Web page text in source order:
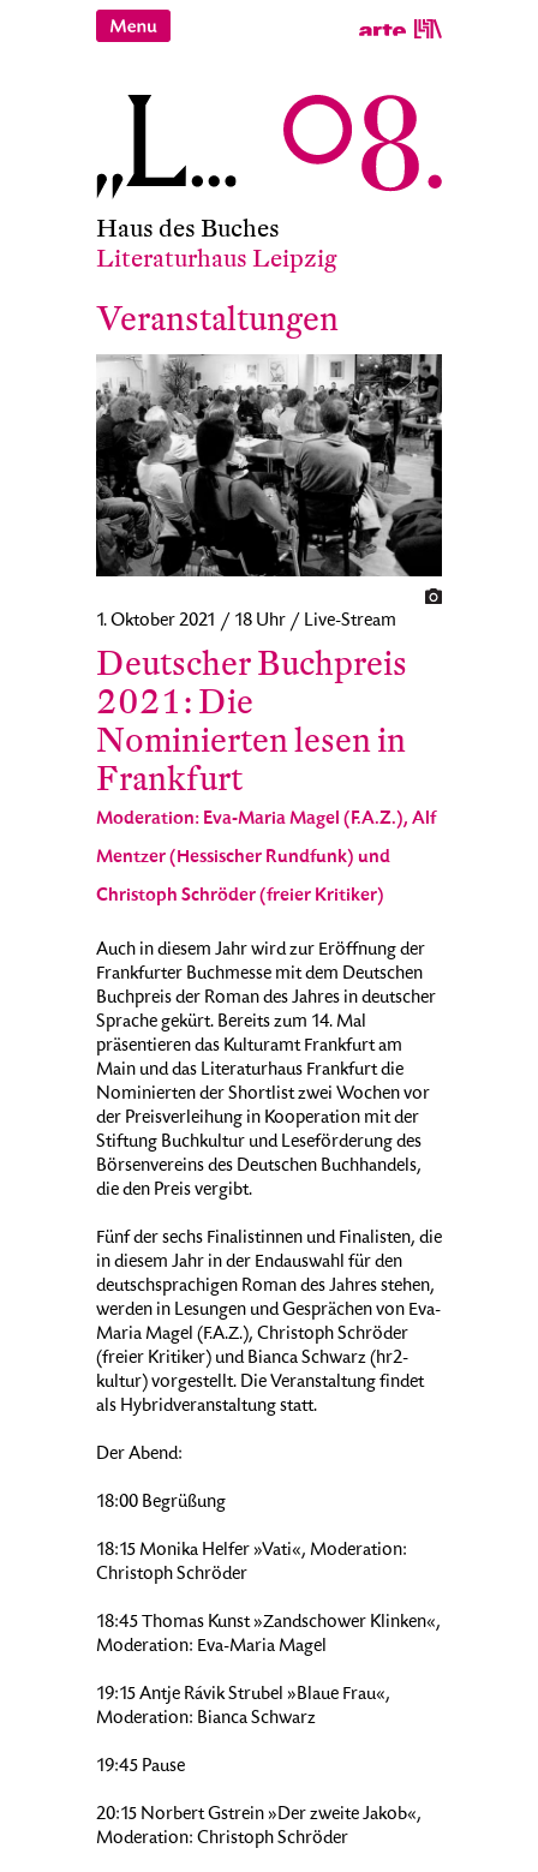
Haus des Buches
Literaturhaus Leipzig
Veranstaltungen
1. Oktober 2021 / 18 Uhr / Live-Stream
Deutscher Buchpreis
2021: Die
Nominierten lesen in
Frankfurt
Moderation: Eva-Maria Magel (F.A.Z.), Alf
Mentzer (Hessischer Rundfunk) und
Christoph Schröder (freier Kritiker)
Auch in diesem Jahr wird zur Eröffnung der
Frankfurter Buchmesse mit dem Deutschen
Buchpreis der Roman des Jahres in deutscher
Sprache gekürt. Bereits zum 14. Mal
präsentieren das Kulturamt Frankfurt am
Main und das Literaturhaus Frankfurt die
Nominierten der Shortlist zwei Wochen vor
der Preisverleihung in Kooperation mit der
Stiftung Buchkultur und Leseförderung des
Börsenvereins des Deutschen Buchhandels,
die den Preis vergibt.
Fünf der sechs Finalistinnen und Finalisten, die
in diesem Jahr in der Endauswahl für den
deutschsprachigen Roman des Jahres stehen,
werden in Lesungen und Gesprächen von Eva-
Maria Magel (F.A.Z.), Christoph Schröder
(freier Kritiker) und Bianca Schwarz (hr2-
kultur) vorgestellt. Die Veranstaltung findet
als Hybridveranstaltung statt.
Der Abend:
18:00 Begrüßung
18:15 Monika Helfer »Vati«, Moderation:
Christoph Schröder
18:45 Thomas Kunst »Zandschower Klinken«,
Moderation: Eva-Maria Magel
19:15 Antje Rávik Strubel »Blaue Frau«,
Moderation: Bianca Schwarz
19:45 Pause
20:15 Norbert Gstrein »Der zweite Jakob«,
Moderation: Christoph Schröder